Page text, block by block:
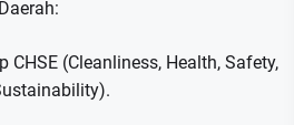
CHSE (Cleanliness, Health, Safety,